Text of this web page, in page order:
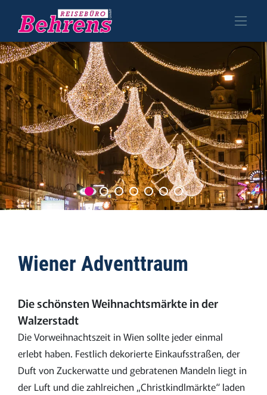
Wiener Adventtraum
Die schönsten Weihnachtsmärkte in der
Walzerstadt
Die Vorweihnachtszeit in Wien sollte jeder einmal
erlebt haben. Festlich dekorierte Einkaufsstraßen, der
Duft von Zuckerwatte und gebratenen Mandeln liegt in
der Luft und die zahlreichen „Christkindlmärkte“ laden